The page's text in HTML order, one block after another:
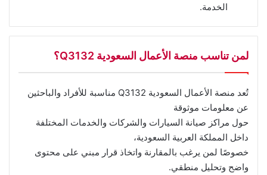
الخدمة.
لمن تناسب منصة الأعمال السعودية Q3132؟
تُعد منصة الأعمال السعودية Q3132 مناسبة للأفراد والباحثين
عن معلومات موثوقة
حول مراكز صيانة السيارات والشركات والخدمات المختلفة
داخل المملكة العربية السعودية،
خصوصًا لمن يرغب بالمقارنة واتخاذ قرار مبني على محتوى
واضح وتحليل منطقي.